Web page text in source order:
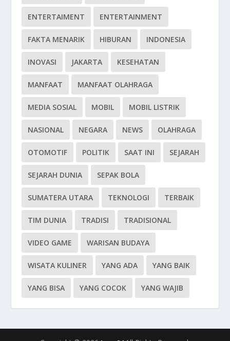
ENTERTAIMENT ENTERTAINMENT
FAKTA MENARIK HIBURAN INDONESIA
INOVASI JAKARTA KESEHATAN
MANFAAT MANFAAT OLAHRAGA
MEDIA SOSIAL MOBIL MOBIL LISTRIK
NASIONAL NEGARA NEWS OLAHRAGA
OTOMOTIF POLITIK SAAT INI SEJARAH
SEJARAH DUNIA SEPAK BOLA
SUMATERA UTARA TEKNOLOGI TERBAIK
TIM DUNIA TRADISI TRADISIONAL
VIDEO GAME WARISAN BUDAYA
WISATA KULINER YANG ADA YANG BAIK
YANG BISA YANG COCOK YANG WAJIB